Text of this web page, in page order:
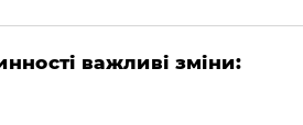
важливі зміни: